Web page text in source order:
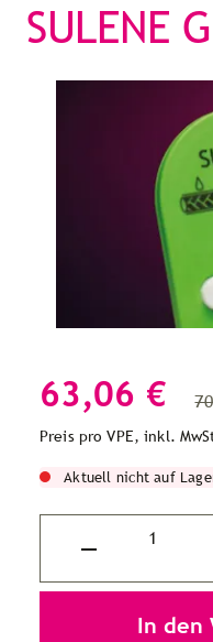
SULENE
63,06 €
Preis pro VPE, inkl.
Aktuell nicht auf
In den